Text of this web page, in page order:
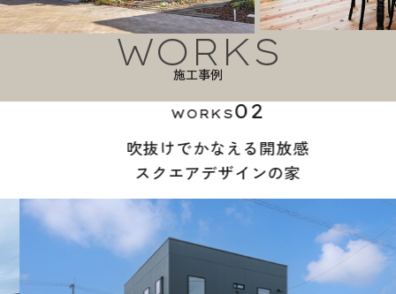
WORKS
施工事例
WORKS02
吹抜けでかなえる開放感
スクエアデザインの家